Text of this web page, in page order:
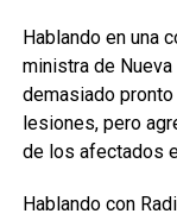
Hablando en una
ministra de
demasiado
lesiones, pero
de los afectados
Hablando con